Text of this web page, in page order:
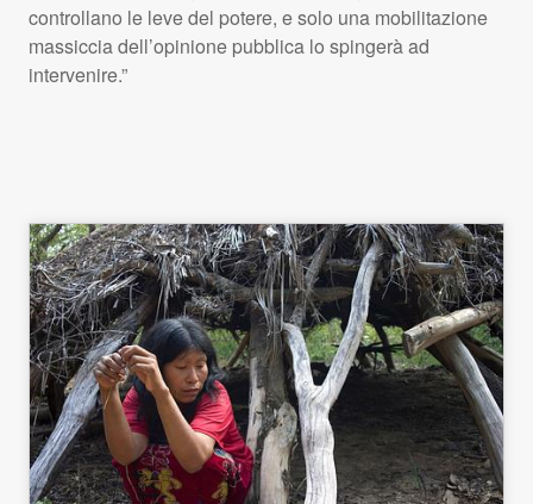
controllano le leve del potere, e solo una mobilitazione
massiccia dell’opinione pubblica lo spingerà ad
intervenire.”